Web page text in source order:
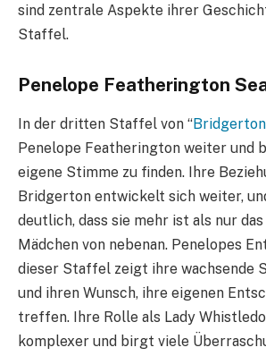
sind zentrale Aspekte ihrer
Staffel.
Penelope Featherington
In der dritten Staffel von “Bridgerton
Penelope Featherington weiter und
eigene Stimme zu finden. Ihre
Bridgerton entwickelt sich weiter,
deutlich, dass sie mehr ist als nur
Mädchen von nebenan. Penelopes
dieser Staffel zeigt ihre wachsende
und ihren Wunsch, ihre eigenen
treffen. Ihre Rolle als Lady
komplexer und birgt viele